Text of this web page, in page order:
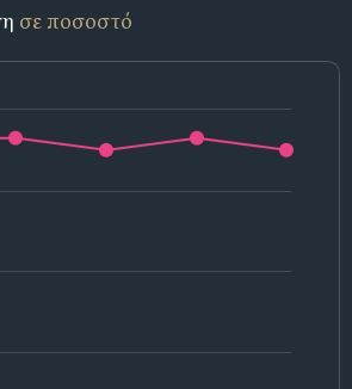
σε ποσοστό